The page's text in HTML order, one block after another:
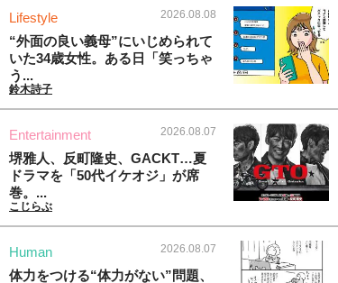
Lifestyle 2026.08.08
“外面の良い義母”にいじめられて
いた34歳女性。ある日「笑っちゃ
う...
鈴木詩子
Entertainment 2026.08.07
堺雅人、反町隆史、GACKT…夏
ドラマを「50代イケオジ」が席
巻。...
こじらぶ
Human 2026.08.07
体力をつける“体力がない”問題、